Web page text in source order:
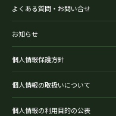
よくある質問・お問い合せ
お知らせ
個人情報保護方針
個人情報の取扱いについて
個人情報の利用目的の公表